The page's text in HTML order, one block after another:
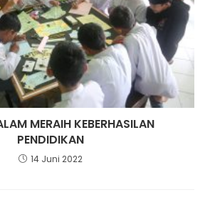
MERAIH KEBERHASILAN
PENDIDIKAN
14 Juni 2022